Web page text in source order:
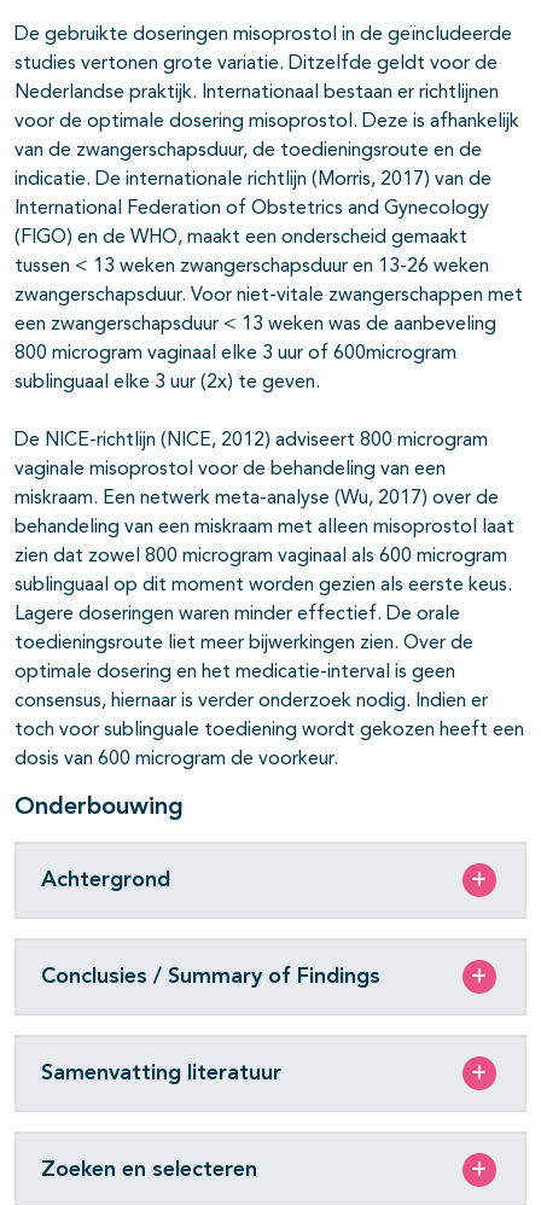
De gebruikte doseringen misoprostol in de geïncludeerde
studies vertonen grote variatie. Ditzelfde geldt voor de
Nederlandse praktijk. Internationaal bestaan er richtlijnen
voor de optimale dosering misoprostol. Deze is afhankelijk
van de zwangerschapsduur, de toedieningsroute en de
indicatie. De internationale richtlijn (Morris, 2017) van de
International Federation of Obstetrics and Gynecology
(FIGO) en de WHO, maakt een onderscheid gemaakt
tussen < 13 weken zwangerschapsduur en 13-26 weken
zwangerschapsduur. Voor niet-vitale zwangerschappen met
een zwangerschapsduur < 13 weken was de aanbeveling
800 microgram vaginaal elke 3 uur of 600microgram
sublinguaal elke 3 uur (2x) te geven.
De NICE-richtlijn (NICE, 2012) adviseert 800 microgram
vaginale misoprostol voor de behandeling van een
miskraam. Een netwerk meta-analyse (Wu, 2017) over de
behandeling van een miskraam met alleen misoprostol laat
zien dat zowel 800 microgram vaginaal als 600 microgram
sublinguaal op dit moment worden gezien als eerste keus.
Lagere doseringen waren minder effectief. De orale
toedieningsroute liet meer bijwerkingen zien. Over de
optimale dosering en het medicatie-interval is geen
consensus, hiernaar is verder onderzoek nodig. Indien er
toch voor sublinguale toediening wordt gekozen heeft een
dosis van 600 microgram de voorkeur.
Onderbouwing
Achtergrond
Conclusies / Summary of Findings
Samenvatting literatuur
Zoeken en selecteren